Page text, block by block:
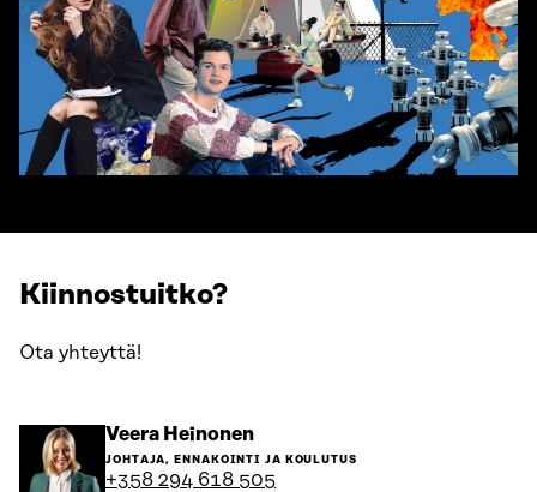
Kiinnostuitko?
Ota yhteyttä!
Veera HeinonenSiirry
henkilön
sivulle
JOHTAJA, ENNAKOINTI JA KOULUTUS
+358 294 618 505